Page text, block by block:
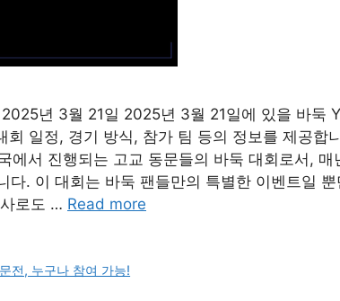
년 3월 21일 2025년 3월 21일에 있을 바둑
회 일정, 경기 방식, 참가 팀 등의 정보를 제공합
에서 진행되는 고교 동문들의 바둑 대회로서, 매
다. 이 대회는 바둑 팬들만의 특별한 이벤트일
로도 … Read more
전, 누구나 참여 가능!